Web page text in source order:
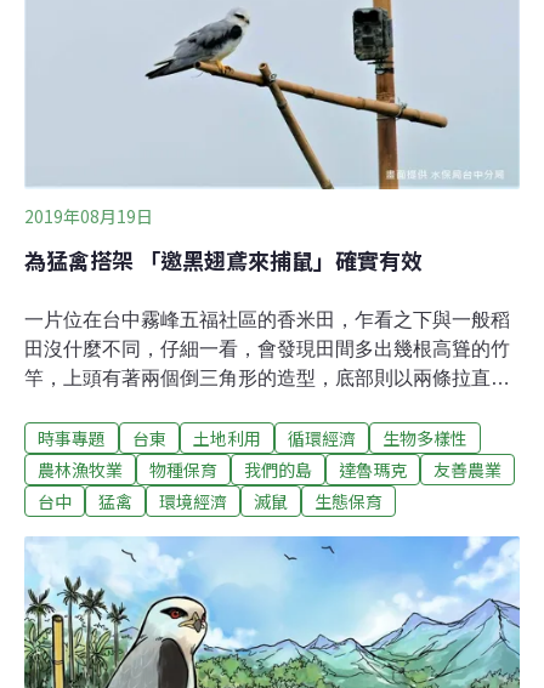
價的好消息，也帶領大家來到蔥田，只見直挺的蔥下鋪滿
金褐色的稻草，其目的是要維持土壤濕度，這也是三星獨
特的蔥田景象。三星蔥的灌溉水源來自雪山山脈，四季皆
可種，但維持一年三次，並與水稻輪作。除了介紹種蔥、
洗蔥、捆蔥等歷程，大哥也不藏私地將總總成本公諸於志
工，志工直呼幾乎可以算出蕭大哥的收支
2019年08月19日
為猛禽搭架 「邀黑翅鳶來捕鼠」確實有效
一片位在台中霧峰五福社區的香米田，乍看之下與一般稻
田沒什麼不同，仔細一看，會發現田間多出幾根高聳的竹
竿，上頭有著兩個倒三角形的造型，底部則以兩條拉直的
功用，多留意幾眼。霧峰區農會香米產銷班第九班，在班
長胡坤熹的帶領下，從2015年，開始施行友善農法，不過
這群堅持不用農藥與化肥的農友，一度面臨嚴重的鼠害侵
擾。每當老鼠到田間拜訪，不只會在田埂上鑽出一個個鼠
洞，讓田區面臨漏水危機，農友辛苦種出的稻作，更是被
牠們從根部啃食，無法成長茁壯。負責輔導該區的水保局
台中分局，以及霧峰區農會，眼看資深農友們全都束手無
策，特地邀請屏東科技大學野生動物保育研究所鳥類生態
研究室團隊，與生態觀察家李璟泓，一起走訪田區、商討
時事專題 台東 土地利用 循環經濟
生物多樣性
農林漁牧業
物種保育 我們的島 達魯瑪克
友善農業
台中
猛禽 環境經濟 滅鼠 生態保育